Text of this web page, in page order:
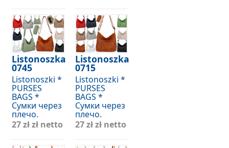
Listonoszka
0745
Listonoszki *
PURSES
BAGS *
Сумки через
плечо.
27 złzł netto
Listonoszka
0715
Listonoszki *
PURSES
BAGS *
Сумки через
плечо.
27 złzł netto